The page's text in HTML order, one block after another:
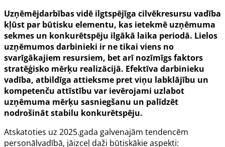
Uzņēmējdarbības vidē ilgtspējīga cilvēkresursu vadība
kļūst par būtisku elementu, kas ietekmē uzņēmuma
sekmes un konkurētspēju ilgākā laika periodā. Lielos
uzņēmumos darbinieki ir ne tikai viens no
svarīgākajiem resursiem, bet arī nozīmīgs faktors
stratēģisko mērķu realizācijā. Efektīva darbinieku
vadība, atbildīga attieksme pret viņu labklājību un
kompetenču attīstību var ievērojami uzlabot
uzņēmuma mērķu sasniegšanu un palīdzēt
nodrošināt stabilu konkurētspēju.
Atskatoties uz 2025.gada galvenajām tendencēm
personālvadībā, jāizceļ daži būtiskākie aspekti: